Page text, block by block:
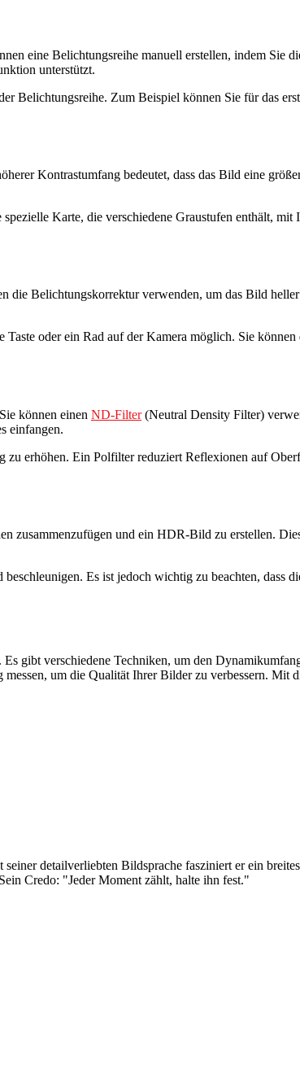
eine Belichtungsreihe manuell erstellen, indem Sie
unterstützt.
Belichtungsreihe. Zum Beispiel können Sie für das
Kontrastumfang bedeutet, dass das Bild eine
Karte, die verschiedene Graustufen enthält, mit
die Belichtungskorrektur verwenden, um das Bild
oder ein Rad auf der Kamera möglich. Sie
können einen ND-Filter(Neutral Density Filter)
einfangen.
erhöhen. Ein Polfilter reduziert Reflexionen auf
und ein HDR-Bild zu erstellen.
Es ist jedoch wichtig zu beachten, dass
gibt verschiedene Techniken, um den
um die Qualität Ihrer Bilder zu verbessern. Mit
detailverliebten Bildsprache fasziniert er ein
Credo: "Jeder Moment zählt, halte ihn fest."